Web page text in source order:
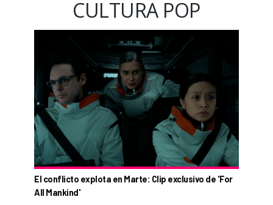
CULTURA POP
El conflicto explota en Marte: Clip exclusivo de 'For
All Mankind'